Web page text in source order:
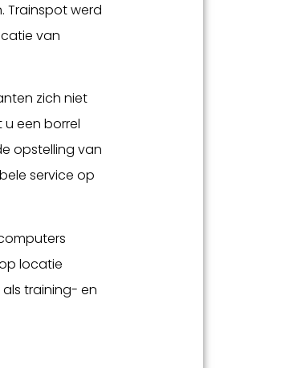
Trainspot werd
van
zich niet
een borrel
opstelling van
service op
locatie
training- en